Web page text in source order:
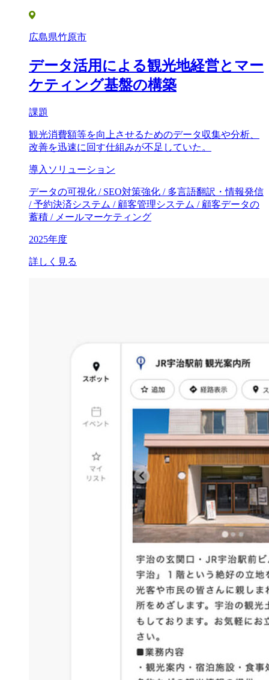
広島県竹原市
データ活用による観光地経営とマー
ケティング基盤の構築
課題
観光消費額等を向上させるためのデータ収集や分析、
改善を迅速に回す仕組みが不足していた。
導入ソリューション
データの可視化 / SEO対策強化 / 多言語翻訳・情報発信
/ 予約決済システム / 顧客管理システム / 顧客データの
蓄積 / メールマーケティング
2025年度
詳しく見る